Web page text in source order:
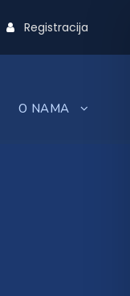
Registracija
O NAMA